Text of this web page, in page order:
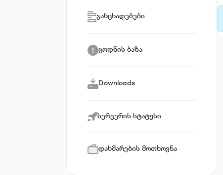
განცხადებები
ცოდნის ბაზა
Downloads
სერვერის სტატუსი
დახმარების მოთხოვნა